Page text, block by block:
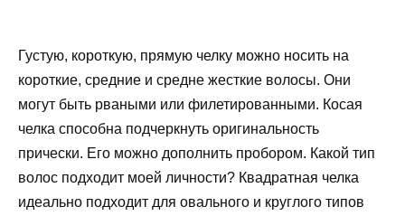
Густую, короткую, прямую челку можно носить на
короткие, средние и средне жесткие волосы. Они
могут быть рваными или филетированными. Косая
челка способна подчеркнуть оригинальность
прически. Его можно дополнить пробором. Какой тип
волос подходит моей личности? Квадратная челка
идеально подходит для овального и круглого типов